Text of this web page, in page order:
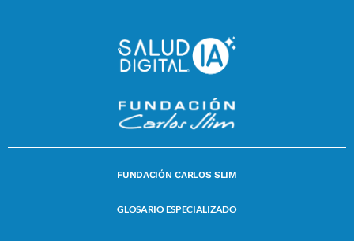
FUNDACIÓN CARLOS SLIM
GLOSARIO ESPECIALIZADO